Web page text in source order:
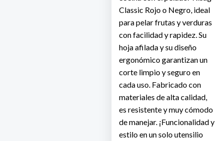
Classic Rojo o Negro, ideal
para pelar frutas y verduras
con facilidad y rapidez. Su
hoja afilada y su diseño
ergonómico garantizan un
corte limpio y seguro en
cada uso. Fabricado con
materiales de alta calidad,
es resistente y muy cómodo
de manejar. ¡Funcionalidad y
estilo en un solo utensilio